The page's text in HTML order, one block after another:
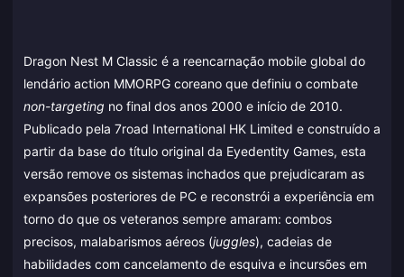
Dragon Nest M Classic é a reencarnação mobile global do
lendário action MMORPG coreano que definiu o combate
non-targeting no final dos anos 2000 e início de 2010.
Publicado pela 7road International HK Limited e construído a
partir da base do título original da Eyedentity Games, esta
versão remove os sistemas inchados que prejudicaram as
expansões posteriores de PC e reconstrói a experiência em
torno do que os veteranos sempre amaram: combos
precisos, malabarismos aéreos (juggles), cadeias de
habilidades com cancelamento de esquiva e incursões em